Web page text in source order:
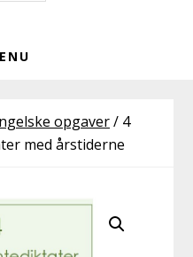
opgaver/ 4
med årstiderne